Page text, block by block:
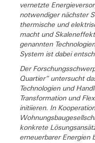
vernetzte
notwendiger nächster
thermische und
macht und
genannten
System ist dabei
Der
Quartier“ untersucht
Technologien und
Transformation und
initiieren. In
konkrete
erneuerbarer Energien